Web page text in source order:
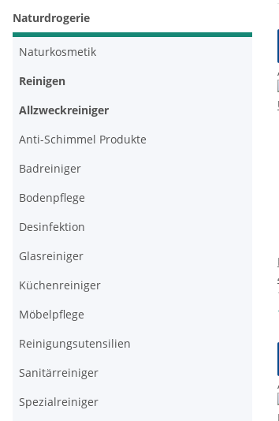
Naturdrogerie
Naturkosmetik
Reinigen
Allzweckreiniger
Anti-Schimmel Produkte
Badreiniger
Bodenpflege
Desinfektion
Glasreiniger
Küchenreiniger
Möbelpflege
Reinigungsutensilien
Sanitärreiniger
Spezialreiniger